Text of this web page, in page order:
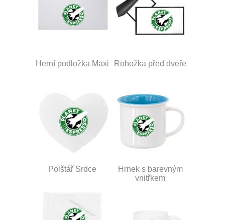
Herní podložka Maxi Rohožka před dveře
Polštář Srdce
Hrnek s barevným
vnitřkem